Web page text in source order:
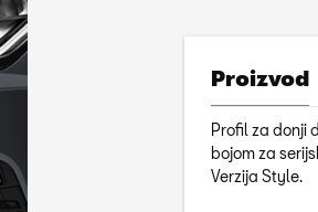
Proizvod
Profil za donji
bojom za
Verzija Style.